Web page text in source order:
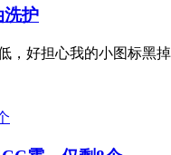
洗护
，好担心我的小图标黑掉